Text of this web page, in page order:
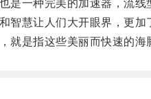
一种完美的加速器，流线
慧让人们大开眼界，更加
是指这些美丽而快速的海